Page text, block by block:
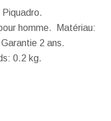
homme. Matériau:
2 ans.
0.2 kg.